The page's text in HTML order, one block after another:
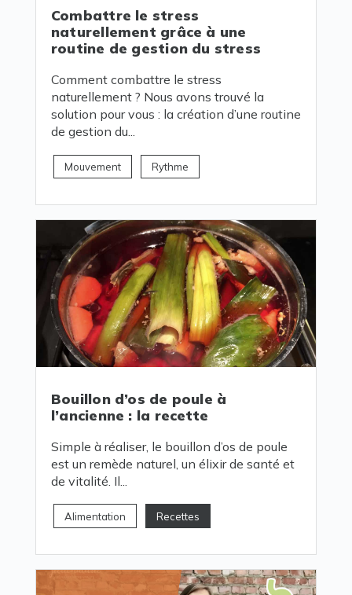
Combattre le stress
naturellement grâce à une
routine de gestion du stress
Comment combattre le stress
naturellement ? Nous avons trouvé la
solution pour vous : la création d’une routine
de gestion du...
Mouvement Rythme
Bouillon d’os de poule à
l’ancienne : la recette
Simple à réaliser, le bouillon d’os de poule
est un remède naturel, un élixir de santé et
de vitalité. Il...
Alimentation Recettes